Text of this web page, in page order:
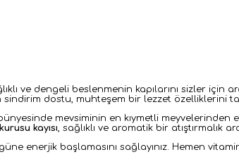
ve dengeli beslenmenin kapılarını sizler için
dostu, muhteşem bir lezzet özelliklerini
mevsiminin en kıymetli
kayısı, sağlıklı ve aromatik bir atıştırmalık
enerjik başlamasını sağlayınız. Hemen